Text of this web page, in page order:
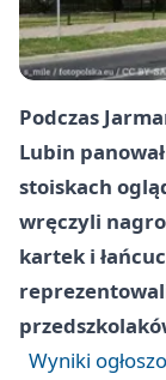
Podczas
Lubin
stoiskach
wręczyli
kartek i
Wyniki